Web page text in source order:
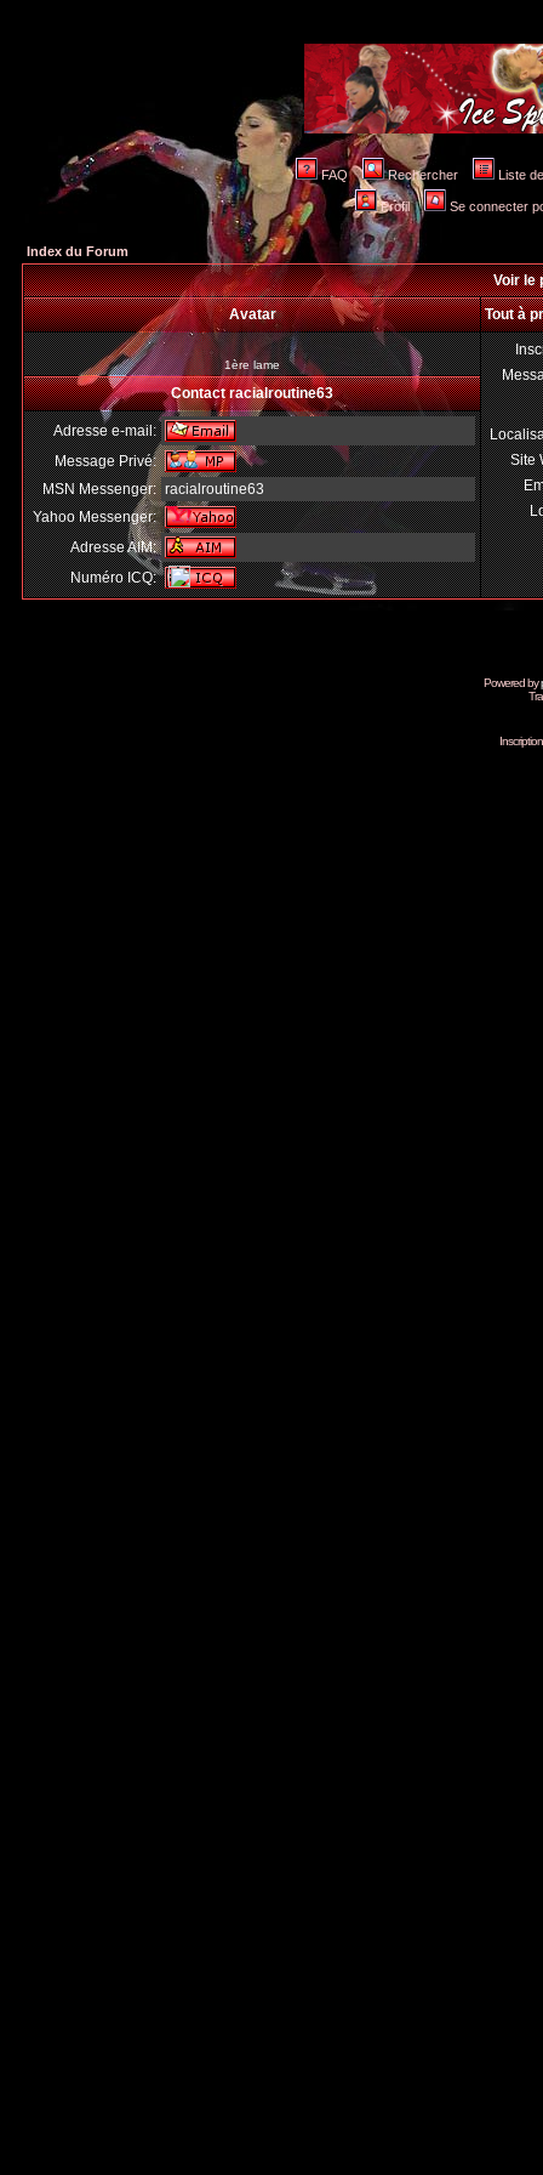
FAQ Rechercher Liste
Profil Se connecter
Index du Forum
Voir le
Avatar
Tout à
1ère lame
Site
Contact racialroutine63
Adresse e-mail:
Message Privé:
MSN Messenger: racialroutine63
Yahoo Messenger:
Adresse AIM:
Numéro ICQ:
Powered by